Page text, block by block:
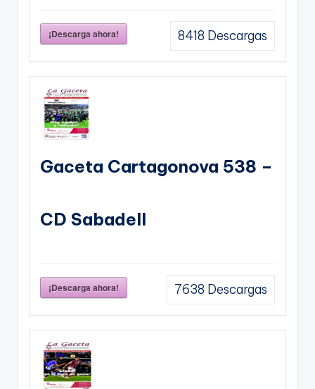
¡Descarga ahora! 8418 Descargas
Gaceta Cartagonova 538 –
CD Sabadell
¡Descarga ahora! 7638 Descargas